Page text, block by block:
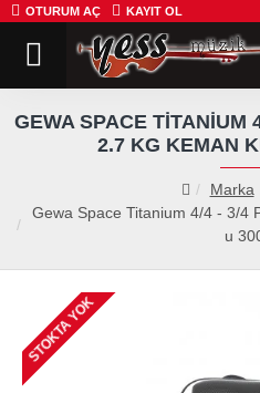
OTURUM AÇ KAYIT OL
Marka
Gewa Space Titanium 4/4 - 3/4
u
GEWA SPACE TITANIUM
2.7 KG KEMAN
STOKTA YOK